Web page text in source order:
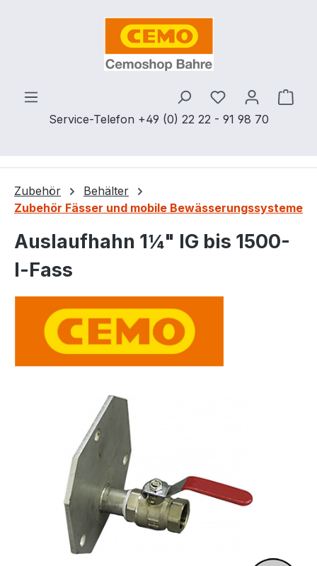
Zum Hauptinhalt springen
Service-Telefon +49 (0) 22 22 - 91 98 70
Du hast 0
Zubehör
Behälter
Zubehör Fässer und mobile Bewässerungssysteme
Auslaufhahn 1¼" IG bis 1500-
l-Fass
Bildergalerie überspringen